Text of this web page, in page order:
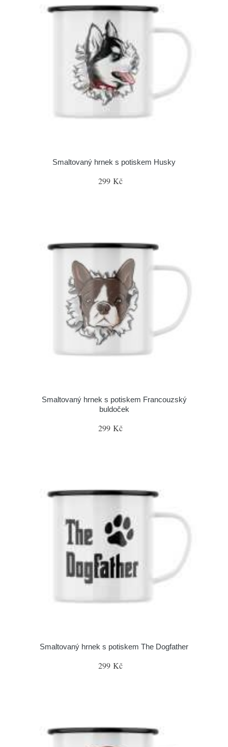
Smaltovaný hrnek s potiskem Husky
299 Kč
Smaltovaný hrnek s potiskem Francouzský
buldoček
299 Kč
Smaltovaný hrnek s potiskem The Dogfather
299 Kč